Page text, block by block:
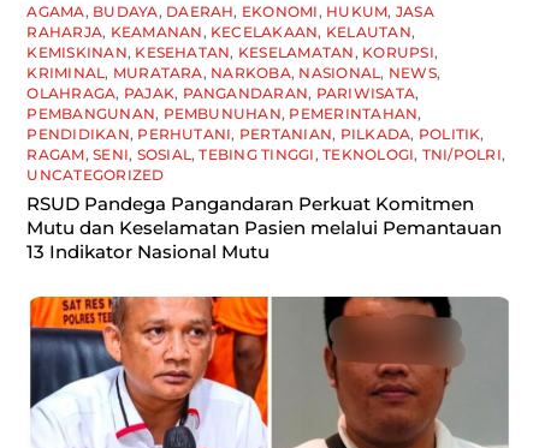
AGAMA, BUDAYA, DAERAH, EKONOMI , HUKUM, JASA
RAHARJA, KEAMANAN , KECELAKAAN, KELAUTAN,
KEMISKINAN, KESEHATAN, KESELAMATAN , KORUPSI,
KRIMINAL , MURATARA, NARKOBA, NASIONAL , NEWS,
OLAHRAGA, PAJAK, PANGANDARAN, PARIWISATA,
PEMBANGUNAN, PEMBUNUHAN, PEMERINTAHAN,
PENDIDIKAN, PERHUTANI, PERTANIAN, PILKADA, POLITIK,
RAGAM,SENI, SOSIAL ,TEBING TINGGI ,TEKNOLOGI, TNI/POLRI,
UNCATEGORIZED
RSUD Pandega Pangandaran Perkuat Komitmen
Mutu dan Keselamatan Pasien melalui Pemantauan
13 Indikator Nasional Mutu